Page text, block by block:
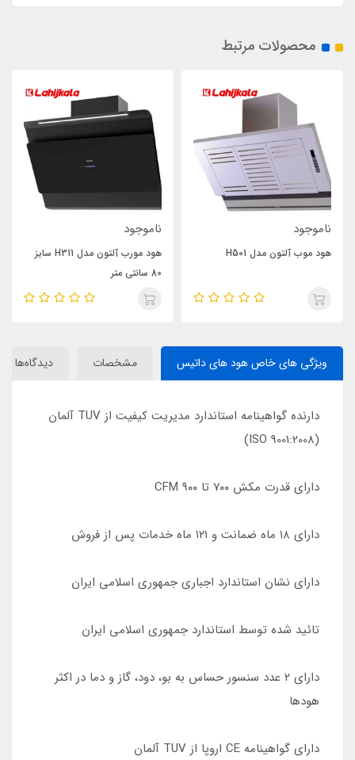
محصولات مرتبط
ناموجود
هود موب آلتون مدل H501
ناموجود
هود مورب آلتون مدل H311 سایز
80 سانتی متر
ویژگی های خاص هود های داتیس مشخصات دیدگاه‌ها
دارنده گواهینامه استاندارد مدیریت کیفیت از TUV آلمان
(9001:2008 ISO)
دارای قدرت مکش ٧٠٠ تا ٩٠٠ CFM
دارای ١٨ ماه ضمانت و ١٢١ ماه خدمات پس از فروش
دارای نشان استاندارد اجباری جمهوری اسلامی ایران
تائید شده توسط استاندارد جمهوری اسلامی ایران
دارای ٢ عدد سنسور حساس به بو، دود، گاز و دما در اکثر
هودها
دارای گواهینامه CE اروپا از TUV آلمان